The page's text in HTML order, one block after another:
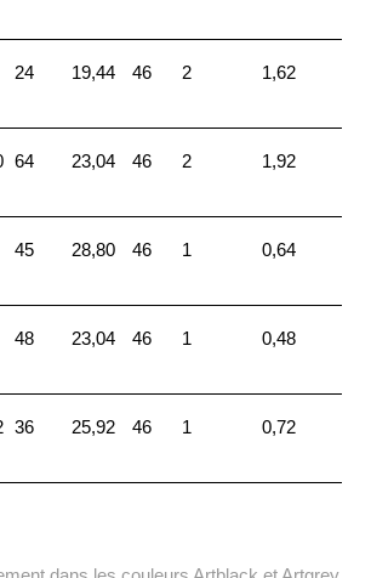
24 19,44 46 2 1,62
64 23,04 46 2 1,92
45 28,80 46 1 0,64
48 23,04 46 1 0,48
36 25,92 46 1 0,72